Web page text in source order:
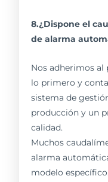
8.¿Dispone el
de alarma
Nos adherimos al
lo primero y
sistema de
producción y un
calidad.
Muchos
alarma
modelo